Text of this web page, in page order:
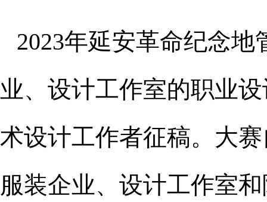
2023年延安革命纪念
业、设计工作室的职业
术设计工作者征稿。大
服装企业、设计工作室